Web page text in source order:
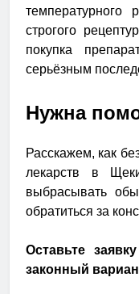
строгого
покупка
серьёзным
Нужна
Расскажем, как
лекарств в
выбрасывать
обратиться за
Оставьте
законный